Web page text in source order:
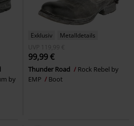
by
Exklusiv
Metalldetails
UVP
119,99 €
99,99 €
Thunder Road
Rock Rebel by
EMP
Boot